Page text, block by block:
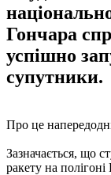
Гончара
успішно
супутники.
Про це
Зазначається, що
ракету на